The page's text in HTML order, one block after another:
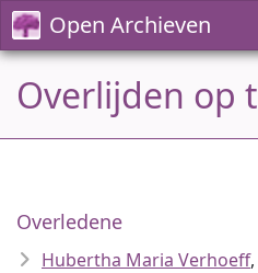
Open Archieven
Overlijden op
Overledene
Hubertha Maria Verhoeff